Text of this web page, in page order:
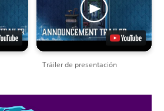
Tráiler de presentación